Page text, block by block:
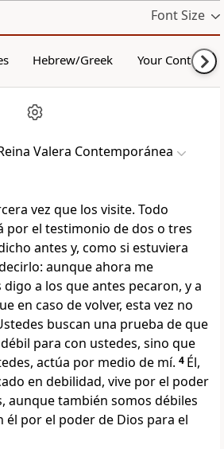
Font Size
Hebrew/Greek Your Content
Valera Contemporánea
vez que los visite. Todo
por el testimonio de dos o tres
antes y, como si estuviera
aunque ahora me
a los que antes pecaron, y a
en caso de volver, esta vez no
buscan una prueba de que
para con ustedes, sino que
actúa por medio de mí. 4 Él,
en debilidad, vive por el poder
aunque también somos débiles
él por el poder de Dios para el